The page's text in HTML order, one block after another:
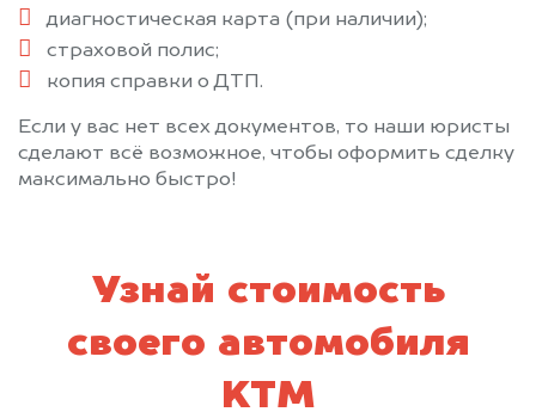
диагностическая карта (при наличии);
страховой полис;
копия справки о ДТП.
Если у вас нет всех документов, то наши юристы
сделают всё возможное, чтобы оформить сделку
максимально быстро!
Узнай стоимость
своего автомобиля
KTM